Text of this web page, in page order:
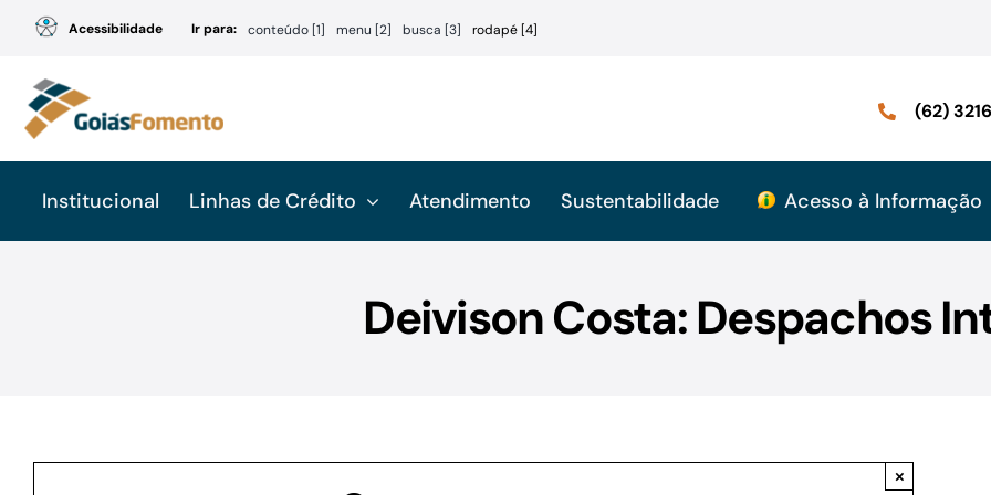
conteúdo
Acessibilidade Ir para: conteúdo [1] menu [2] busca [3] rodapé [4]
(62)
Institucional Linhas de Crédito Atendimento Sustentabilidade Acesso à Informação
Deivison Costa: Despachos
×